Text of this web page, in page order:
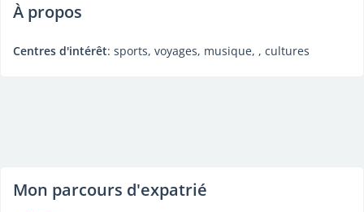
À propos
Centres d'intérêt: sports, voyages, musique, , cultures
Mon parcours d'expatrié